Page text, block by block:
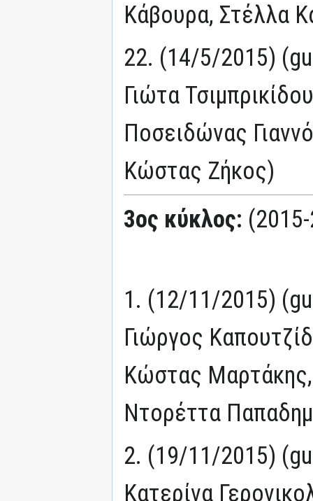
Κάβουρα, Στέλλα
22. (14/5/2015)
Γιώτα
Ποσειδώνας
Κώστας Ζήκος)
3ος κύκλος:
1. (12/11/2015)
Γιώργος
Κώστας
Ντορέττα
2. (19/11/2015)
Κατερίνα